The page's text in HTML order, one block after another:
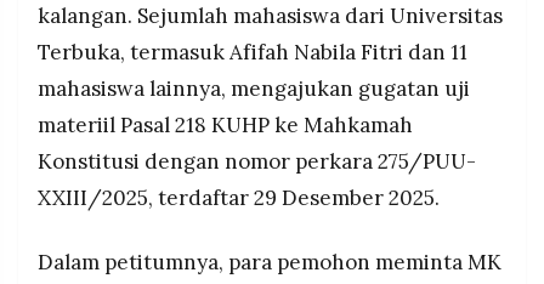
kalangan. Sejumlah mahasiswa dari Universitas
Terbuka, termasuk Afifah Nabila Fitri dan 11
mahasiswa lainnya, mengajukan gugatan uji
materiil Pasal 218 KUHP ke Mahkamah
Konstitusi dengan nomor perkara 275/PUU-
XXIII/2025, terdaftar 29 Desember 2025.
Dalam petitumnya, para pemohon meminta MK